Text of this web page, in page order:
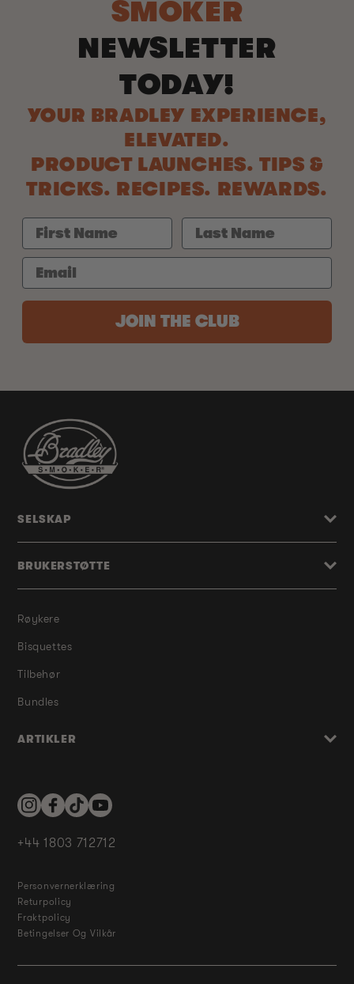
SMOKER
NEWSLETTER
TODAY!
YOUR BRADLEY EXPERIENCE,
ELEVATED.
PRODUCT LAUNCHES. TIPS &
TRICKS. RECIPES. REWARDS.
JOIN THE CLUB
Røykere
Bisquettes
Tilbehør
Bundles
ARTIKLER
SELSKAP
BRUKERSTØTTE
InstagramFacebookTikTokYouTube
+44 1803 712712
Personvernerklæring
Returpolicy
Fraktpolicy
Betingelser Og Vilkår